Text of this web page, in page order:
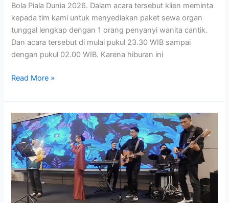
Bola Piala Dunia 2026. Dalam acara tersebut klien meminta
kepada tim kami untuk menyediakan paket sewa organ
tunggal lengkap dengan 1 orang penyanyi wanita cantik.
Dan acara tersebut di mulai pukul 23.30 WIB sampai
dengan pukul 02.00 WIB. Karena hiburan ini
Read More »
Sewa
Band
Akustik
Cibinong
Hotel
Harris
CCM